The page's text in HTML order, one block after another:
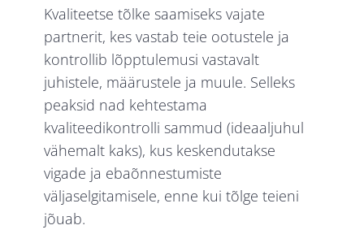
Kvaliteetse tõlke saamiseks vajate
partnerit, kes vastab teie ootustele ja
kontrollib lõpptulemusi vastavalt
juhistele, määrustele ja muule. Selleks
peaksid nad kehtestama
kvaliteedikontrolli sammud (ideaaljuhul
vähemalt kaks), kus keskendutakse
vigade ja ebaõnnestumiste
väljaselgitamisele, enne kui tõlge teieni
jõuab.